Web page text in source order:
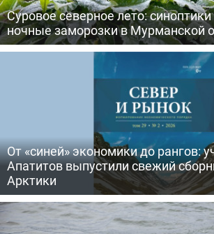
Суровое северное лето:
ночные заморозки в Мурманской
От «синей» экономики до рангов:
Апатитов выпустили свежий
Арктики